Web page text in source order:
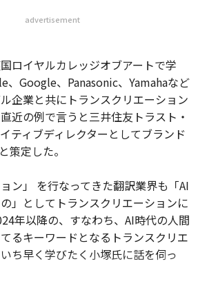
advertisement
ロイヤルカレッジオブアートで学
、Google、Panasonic、Yamahaなど
企業と共にトランスクリエーション
近の例で言うと三井住友トラスト・
ティブディレクターとしてブランド
策定した。
ン」 を行なってきた翻訳業界も「AI
」としてトランスクリエーションに
年以降の、すなわち、AI時代の人間
るキーワードとなるトランスクリエ
ち早く学びたく小塚氏に話を伺っ